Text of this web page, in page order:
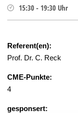
15:30 - 19:30 Uhr
Referent(en):
Prof. Dr. C. Reck
CME-Punkte:
4
gesponsert: